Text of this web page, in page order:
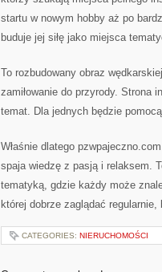
startu w nowym hobby aż po
buduje jej siłę jako miejsca
To rozbudowany obraz
zamiłowanie do przyrody. Strona
temat. Dla jednych będzie
Właśnie dlatego
spaja wiedzę z pasją i relaksem.
tematyką, gdzie każdy może
której dobrze zaglądać
CATEGORIES: NIERUCHOMOŚCI